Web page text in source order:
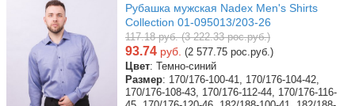
Рубашка мужская Nadex Men's Shirts
Collection 01-095013/203-26
117.18 руб. (3 222.33 рос.руб.)
93.74 руб. (2 577.75 рос.руб.)
Цвет: Темно-синий
Размер: 170/176-100-41, 170/176-104-42,
170/176-108-43, 170/176-112-44, 170/176-116-